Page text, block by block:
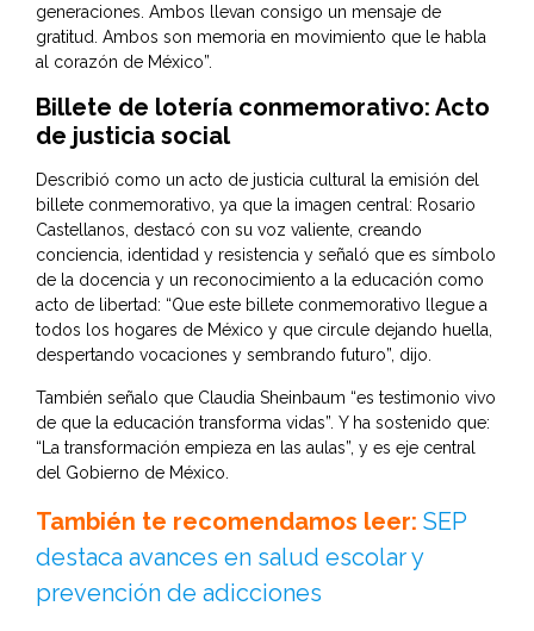
generaciones. Ambos llevan consigo un mensaje de
gratitud. Ambos son memoria en movimiento que le habla
al corazón de México”.
Billete de lotería conmemorativo: Acto
de justicia social
Describió como un acto de justicia cultural la emisión del
billete conmemorativo, ya que la imagen central: Rosario
Castellanos, destacó con su voz valiente, creando
conciencia, identidad y resistencia y señaló que es símbolo
de la docencia y un reconocimiento a la educación como
acto de libertad: “Que este billete conmemorativo llegue a
todos los hogares de México y que circule dejando huella,
despertando vocaciones y sembrando futuro”, dijo.
También señalo que Claudia Sheinbaum “es testimonio vivo
de que la educación transforma vidas”. Y ha sostenido que:
“La transformación empieza en las aulas”, y es eje central
del Gobierno de México.
También te recomendamos leer: SEP
destaca avances en salud escolar y
prevención de adicciones